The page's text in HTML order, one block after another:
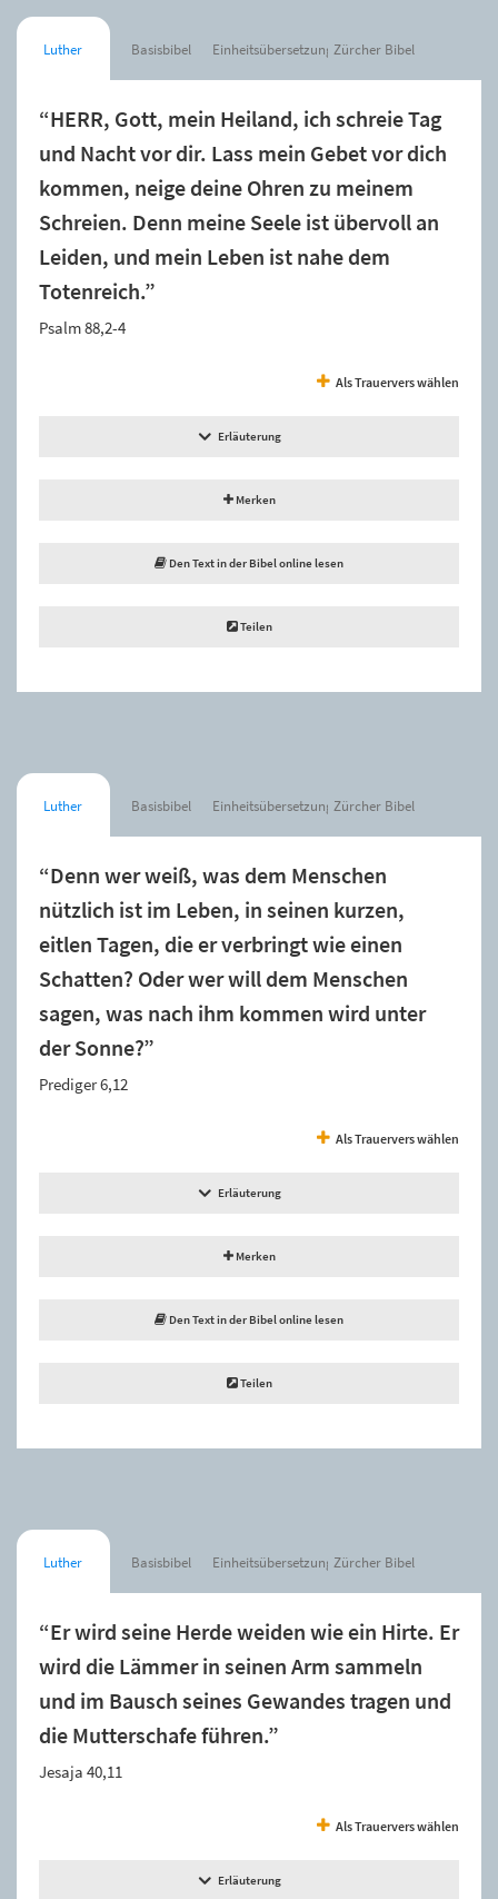
Luther Basisbibel Einheitsübersetzung Zürcher Bibel
“HERR, Gott, mein Heiland, ich schreie Tag
und Nacht vor dir. Lass mein Gebet vor dich
kommen, neige deine Ohren zu meinem
Schreien. Denn meine Seele ist übervoll an
Leiden, und mein Leben ist nahe dem
Totenreich.”
Psalm 88,2-4
Als Trauervers wählen
Erläuterung
Merken
Den Text in der Bibel online lesen
Teilen
Luther Basisbibel Einheitsübersetzung Zürcher Bibel
“Denn wer weiß, was dem Menschen
nützlich ist im Leben, in seinen kurzen,
eitlen Tagen, die er verbringt wie einen
Schatten? Oder wer will dem Menschen
sagen, was nach ihm kommen wird unter
der Sonne?”
Prediger 6,12
Als Trauervers wählen
Erläuterung
Merken
Den Text in der Bibel online lesen
Teilen
Luther Basisbibel Einheitsübersetzung Zürcher Bibel
“Er wird seine Herde weiden wie ein Hirte. Er
wird die Lämmer in seinen Arm sammeln
und im Bausch seines Gewandes tragen und
die Mutterschafe führen.”
Jesaja 40,11
Als Trauervers wählen
Erläuterung